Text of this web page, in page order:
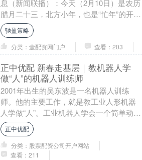
息（新闻联播）：今天（2月10日）是农历
腊月二十三，北方小年，也是“忙年”的开
始。人们逛大集、办年货、赏花灯，年的
脚步越来....
驰盈策略
分类：壹配资网门户
查看：203
正中优配 新春走基层｜教机器人学
做“人”的机器人训练师
2001年出生的吴东波是一名机器人训练
师。他的主要工作，就是教工业人形机器
人学做“人”。工业机器人学会一个简单动
作，至少需要重复300次，机器人训练师的
目标就是....
正中优配
分类：股票配资公司开户网站
查看：211